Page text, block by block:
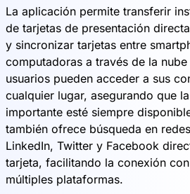
La aplicación permite transferir
de tarjetas de presentación
y sincronizar tarjetas entre
computadoras a través de la nube
usuarios pueden acceder a sus
cualquier lugar, asegurando que
importante esté siempre
también ofrece búsqueda en
LinkedIn, Twitter y Facebook
tarjeta, facilitando la conexión
múltiples plataformas.